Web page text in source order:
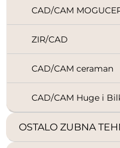
CAD/CAM
ZIR/CAD
CAD/CAM ceraman
CAD/CAM Huge i
OSTALO ZUBNA